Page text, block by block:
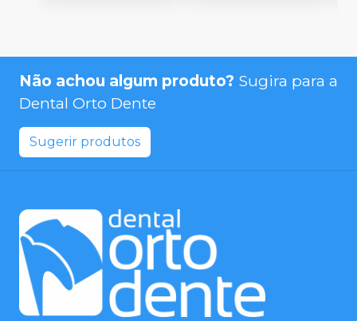
Não achou algum produto? Sugira para a
Dental Orto Dente
Sugerir produtos